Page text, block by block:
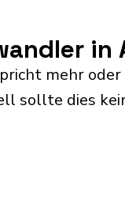
in
mehr
sollte dies